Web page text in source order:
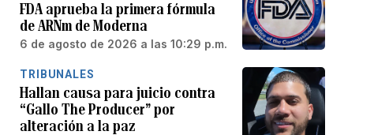
FDA aprueba la primera fórmula
de ARNm de Moderna
6 de agosto de 2026 a las 10:29 p.m.
TRIBUNALES
Hallan causa para juicio contra
“Gallo The Producer” por
alteración a la paz